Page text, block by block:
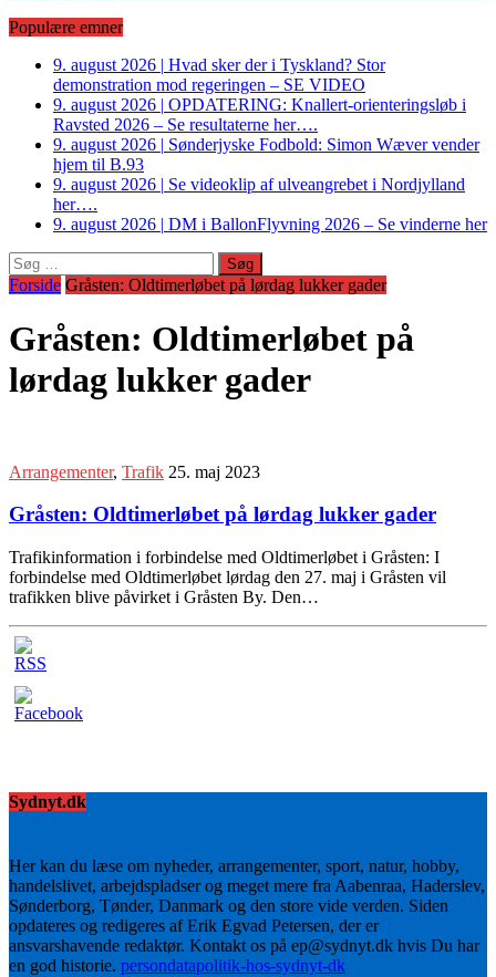
Populære emner
9. august 2026 | Hvad sker der i Tyskland? Stor
demonstration mod regeringen – SE VIDEO
9. august 2026 | OPDATERING: Knallert-orienteringsløb i
Ravsted 2026 – Se resultaterne her….
9. august 2026 | Sønderjyske Fodbold: Simon Wæver vender
hjem til B.93
9. august 2026 | Se videoklip af ulveangrebet i Nordjylland
her….
9. august 2026 | DM i BallonFlyvning 2026 – Se vinderne her
Søg
efter:
Forside Gråsten: Oldtimerløbet på lørdag lukker gader
Gråsten: Oldtimerløbet på
lørdag lukker gader
Arrangementer, Trafik 25. maj 2023
Gråsten: Oldtimerløbet på lørdag lukker gader
Trafikinformation i forbindelse med Oldtimerløbet i Gråsten: I
forbindelse med Oldtimerløbet lørdag den 27. maj i Gråsten vil
trafikken blive påvirket i Gråsten By. Den…
Sydnyt.dk
Her kan du læse om nyheder, arrangementer, sport, natur, hobby,
handelslivet, arbejdspladser og meget mere fra Aabenraa, Haderslev,
Sønderborg, Tønder, Danmark og den store vide verden. Siden
opdateres og redigeres af Erik Egvad Petersen, der er
ansvarshavende redaktør. Kontakt os på ep@sydnyt.dk hvis Du har
en god historie. persondatapolitik-hos-sydnyt-dk